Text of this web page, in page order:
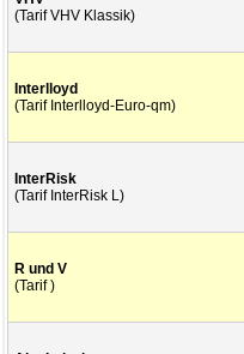
(Tarif VHV Klassik)
Interlloyd
(Tarif Interlloyd-Euro-qm)
InterRisk
(Tarif InterRisk L)
R und V
(Tarif )